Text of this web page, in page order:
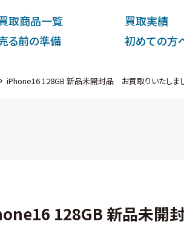
取商品一覧 買取実績
る前の準備
初めての⽅
iPhone16 128GB 新品未開封品 お買取りいたしまし
128GB 新品未開